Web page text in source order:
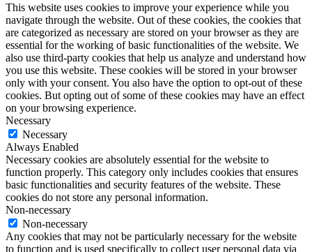
This website uses cookies to improve your experience while you
navigate through the website. Out of these cookies, the cookies that
are categorized as necessary are stored on your browser as they are
essential for the working of basic functionalities of the website. We
also use third-party cookies that help us analyze and understand how
you use this website. These cookies will be stored in your browser
only with your consent. You also have the option to opt-out of these
cookies. But opting out of some of these cookies may have an effect
on your browsing experience.
Necessary
Necessary
Always Enabled
Necessary cookies are absolutely essential for the website to
function properly. This category only includes cookies that ensures
basic functionalities and security features of the website. These
cookies do not store any personal information.
Non-necessary
Non-necessary
Any cookies that may not be particularly necessary for the website
to function and is used specifically to collect user personal data via